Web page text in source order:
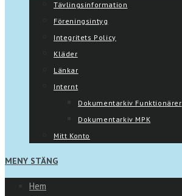
Tävlingsinformation
Föreningsintyg
Integritets Policy
Kläder
Länkar
Internt
Dokumentarkiv Funktionärer
Dokumentarkiv MPK
Mitt Konto
MENY STÄNG
Hem